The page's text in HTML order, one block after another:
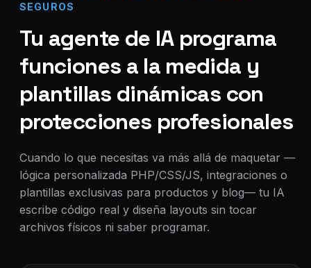
SEGUROS
Tu agente de IA programa
funciones a la medida y
plantillas dinámicas con
protecciones profesionales
Cuando lo que necesitas va más allá de maquetar —
lógica personalizada PHP/CSS/JS, integraciones o
plantillas exclusivas para productos y blog— tu IA
escribe código real y diseña layouts sin tocar
archivos físicos ni saber programar.